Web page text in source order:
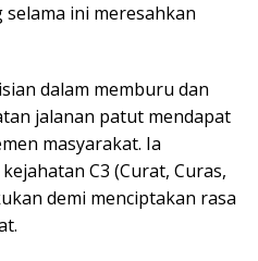
ini meresahkan
dalam memburu dan
jalanan patut mendapat
masyarakat. Ia
C3 (Curat, Curas,
demi menciptakan rasa